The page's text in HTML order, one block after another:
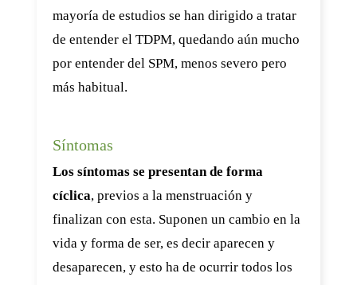
mayoría de estudios se han dirigido a tratar
de entender el TDPM, quedando aún mucho
por entender del SPM, menos severo pero
más habitual.
Síntomas
Los síntomas se presentan de forma
cíclica, previos a la menstruación y
finalizan con esta. Suponen un cambio en la
vida y forma de ser, es decir aparecen y
desaparecen, y esto ha de ocurrir todos los